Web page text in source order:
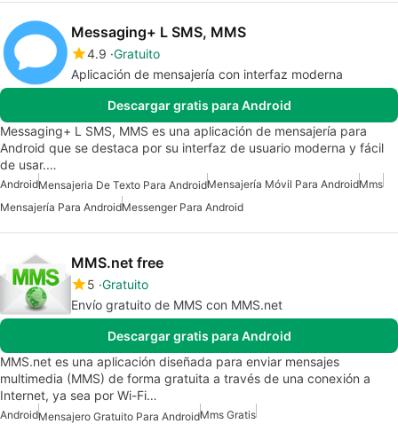
Messaging+ L SMS, MMS
4.9 Gratuito
Aplicación de mensajería con interfaz moderna
Descargar gratis para Android
Messaging+ L SMS, MMS es una aplicación de mensajería para
Android que se destaca por su interfaz de usuario moderna y fácil
de usar.…
AndroidMensajeria De Texto Para AndroidMensajería Móvil Para AndroidMms
Mensajería Para AndroidMessenger Para Android
MMS.net free
5 Gratuito
Envío gratuito de MMS con MMS.net
Descargar gratis para Android
MMS.net es una aplicación diseñada para enviar mensajes
multimedia (MMS) de forma gratuita a través de una conexión a
Internet, ya sea por Wi-Fi…
AndroidMensajero Gratuito Para AndroidMms Gratis